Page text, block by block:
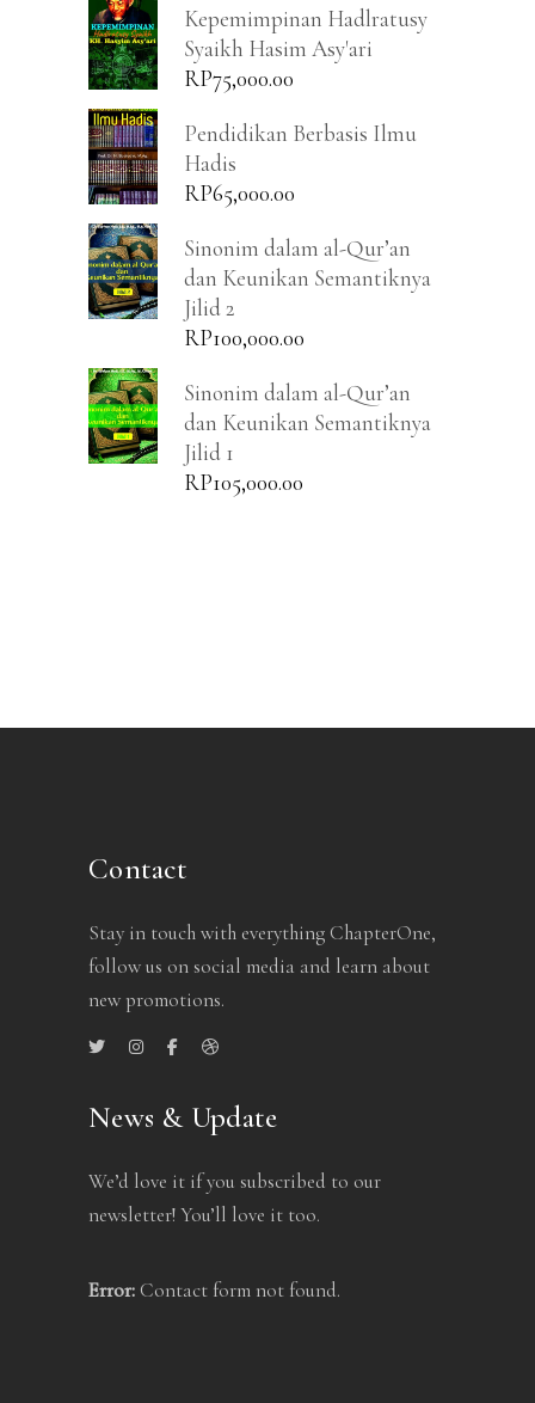
Kepemimpinan Hadlratusy
Syaikh Hasim Asy'ari
RP75,000.00
Pendidikan Berbasis Ilmu
Hadis
RP65,000.00
Sinonim dalam al-Qur’an
dan Keunikan Semantiknya
Jilid 2
RP100,000.00
Sinonim dalam al-Qur’an
dan Keunikan Semantiknya
Jilid 1
RP105,000.00
Contact
Stay in touch with everything ChapterOne,
follow us on social media and learn about
new promotions.
News & Update
We’d love it if you subscribed to our
newsletter! You’ll love it too.
Error: Contact form not found.